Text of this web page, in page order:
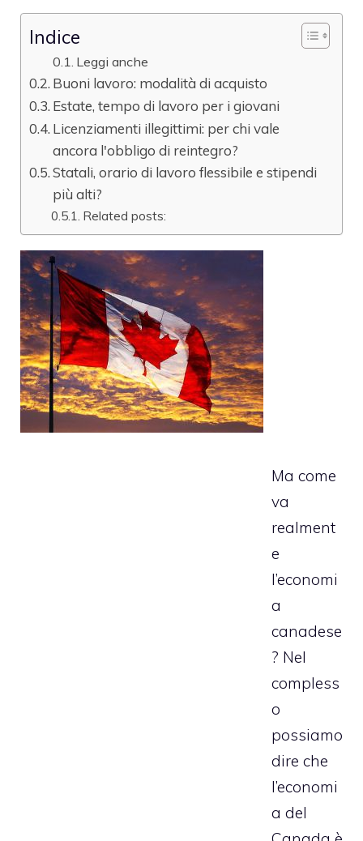
Indice
Leggi anche
Buoni lavoro: modalità di acquisto
Estate, tempo di lavoro per i giovani
Licenziamenti illegittimi: per chi vale
ancora l'obbligo di reintegro?
Statali, orario di lavoro flessibile e stipendi
più alti?
Related posts:
Ma come
va
realment
e
l’economi
a
canadese
? Nel
compless
o
possiamo
dire che
l’economi
a del